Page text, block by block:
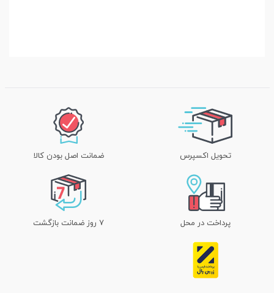
تحویل اکسپرس ضمانت اصل بودن کالا
پرداخت در محل ۷ روز ضمانت بازگشت